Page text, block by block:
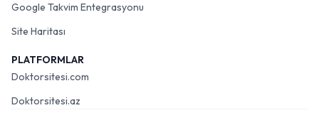
Google Takvim Entegrasyonu
Site Haritası
PLATFORMLAR
Doktorsitesi.com
Doktorsitesi.az